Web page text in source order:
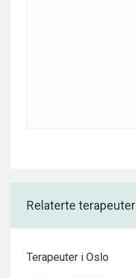
Relaterte terapeuter
Terapeuter i Oslo